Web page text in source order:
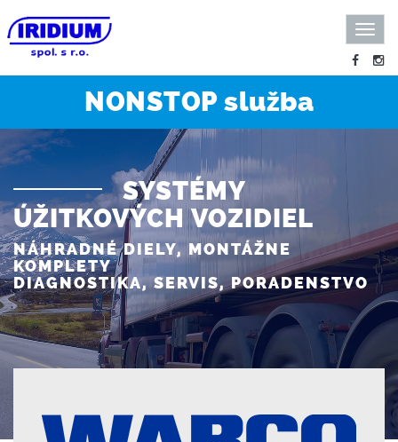
NONSTOP služba
SYSTÉMY
ÚŽITKOVÝCH VOZIDIEL
NÁHRADNÉ DIELY, MONTÁŽNE
KOMPLETY
DIAGNOSTIKA, SERVIS, PORADENSTVO